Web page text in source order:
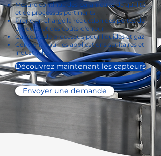
Mesure continue des paramètres de qualité
et de processus pertinents
Prend en charge la réduction des pertes de
produits et des coûts d'erreur
Capteurs de processus pour liquides et gaz
Convient pour les applications sanitaires et
industrielles
Découvrez maintenant les capteurs
Envoyer une demande